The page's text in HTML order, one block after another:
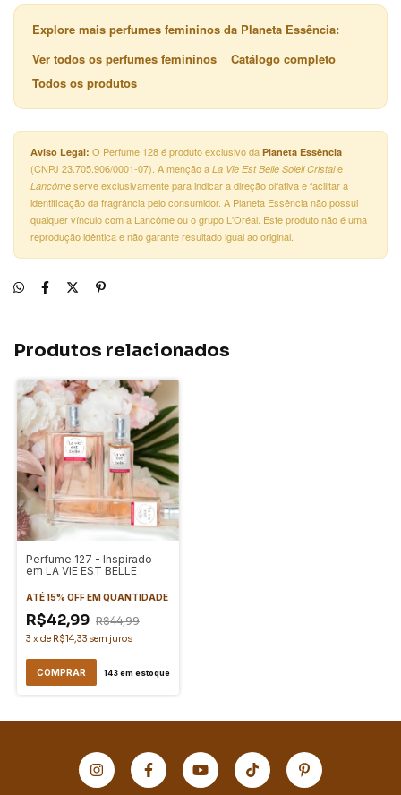
Explore mais perfumes femininos da Planeta Essência:
Ver todos os perfumes femininos
Catálogo completo
Todos os produtos
Aviso Legal: O Perfume 128 é produto exclusivo da Planeta Essência
(CNPJ 23.705.906/0001-07). A menção a La Vie Est Belle Soleil Cristale
Lancômeserve exclusivamente para indicar a direção olfativa e facilitar a
identificação da fragrância pelo consumidor. A Planeta Essência não possui
qualquer vínculo com a Lancôme ou o grupo L'Oréal. Este produto não é uma
reprodução idêntica e não garante resultado igual ao original.
Produtos relacionados
Perfume 127 - Inspirado
em LA VIE EST BELLE
ATÉ 15% OFF EM QUANTIDADE
R$42,99 R$44,99
3 xde R$14,33 sem juros
COMPRAR 143em estoque